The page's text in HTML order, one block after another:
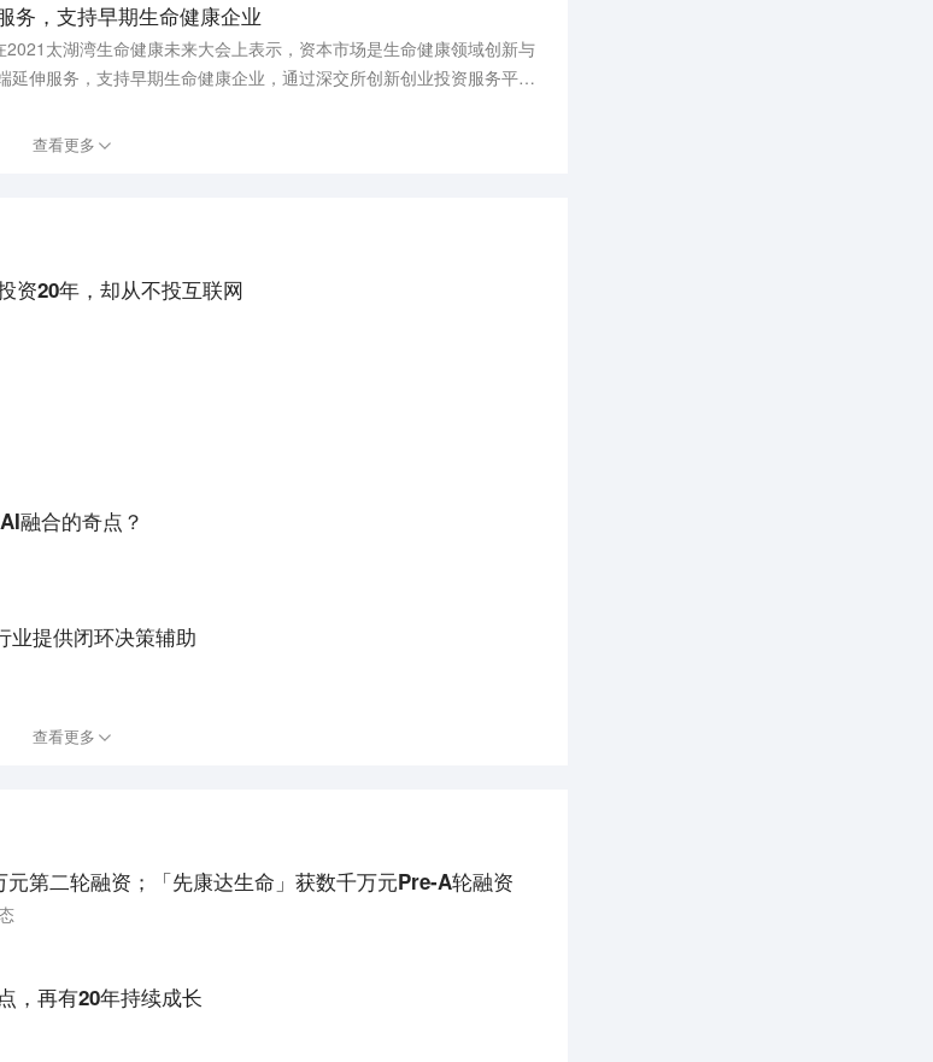
务，支持早期生命健康企业
太湖湾生命健康未来大会上表示，资本市场是生命健康领域创新与
伸服务，支持早期生命健康企业，通过深交所创新创业投资服务平台
查看更多
资20年，却从不投互联网
融合的奇点？
业提供闭环决策辅助
查看更多
第二轮融资；「先康达生命」获数千万元Pre-A轮融资
，再有20年持续成长